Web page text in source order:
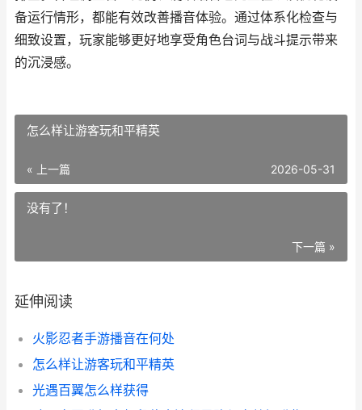
备运行情形，都能有效改善播音体验。通过体系化检查与
细致设置，玩家能够更好地享受角色台词与战斗提示带来
的沉浸感。
怎么样让游客玩和平精英
« 上一篇 2026-05-31
没有了！
下一篇 »
延伸阅读
火影忍者手游播音在何处
怎么样让游客玩和平精英
光遇百翼怎么样获得